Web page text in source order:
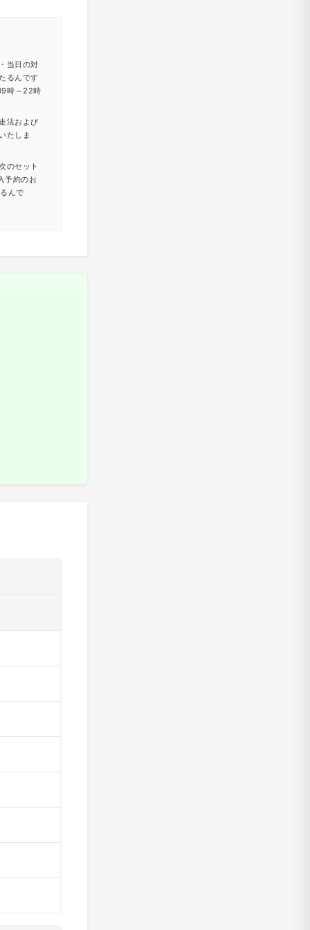
当日の対
るんです
時～22時
法および
たしま
のセット
予約のお
んで